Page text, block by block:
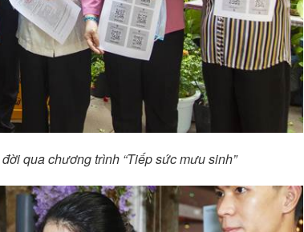
qua chương trình “Tiếp sức mưu sinh”